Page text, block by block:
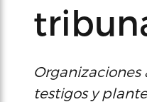
Organizaciones
testigos y